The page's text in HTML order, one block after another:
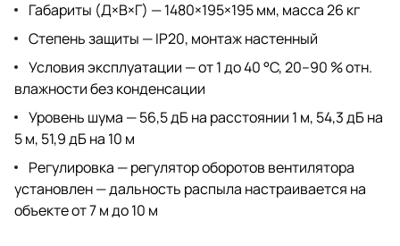
Габариты (Д×В×Г) — 1480×195×195 мм, масса 26 кг
Степень защиты — IP20, монтаж настенный
Условия эксплуатации — от 1 до 40 °C, 20–90 % отн.
влажности без конденсации
Уровень шума — 56,5 дБ на расстоянии 1 м, 54,3 дБ на
5 м, 51,9 дБ на 10 м
Регулировка — регулятор оборотов вентилятора
установлен — дальность распыла настраивается на
объекте от 7 м до 10 м